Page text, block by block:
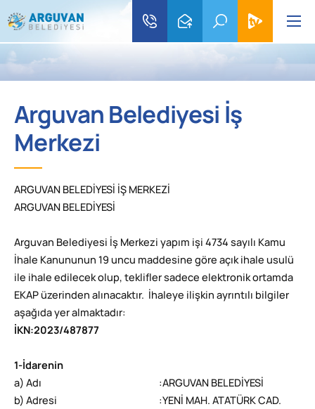
Arguvan Belediyesi İş
Merkezi
ARGUVAN BELEDİYESİ İŞ MERKEZİ
ARGUVAN BELEDİYESİ
Arguvan Belediyesi İş Merkezi yapım işi 4734 sayılı Kamu
İhale Kanununun 19 uncu maddesine göre açık ihale usulü
ile ihale edilecek olup, teklifler sadece elektronik ortamda
EKAP üzerinden alınacaktır. İhaleye ilişkin ayrıntılı bilgiler
aşağıda yer almaktadır:
İKN :2023/487877
1-İdarenin
a) Adı
:ARGUVAN BELEDİYESİ
b) Adresi
: YENİ MAH. ATATÜRK CAD.